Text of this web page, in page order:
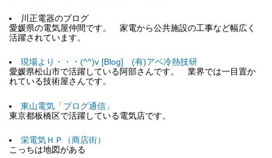
川正電器のブログ
愛媛県の電気屋仲間です。 家電から公共施設の工事など幅広く
活躍されています。
現場より・・・(^^)v [Blog] (有)アベ冷熱技研
愛媛県松山市で活躍している阿部さんです。 業界では一目置か
れている技術屋さんです。
東山電気「ブログ通信」
東京都板橋区で活躍している電気店です。
栄電気ＨＰ（商店街）
こっちは地図がある